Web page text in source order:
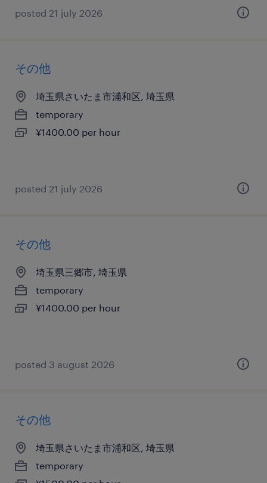
posted 21 july 2026
その他
埼玉県さいたま市浦和区, 埼玉県
temporary
¥1400.00 per hour
posted 21 july 2026
その他
埼玉県三郷市, 埼玉県
temporary
¥1400.00 per hour
posted 3 august 2026
その他
埼玉県さいたま市浦和区, 埼玉県
temporary